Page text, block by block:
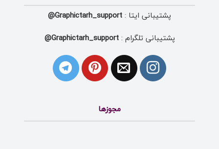
پشتیبانی ایتا : Graphictarh_support@
پشتیبانی تلگرام :Graphictarh_support@
مجوزها